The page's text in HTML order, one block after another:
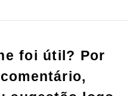
foi útil? Por